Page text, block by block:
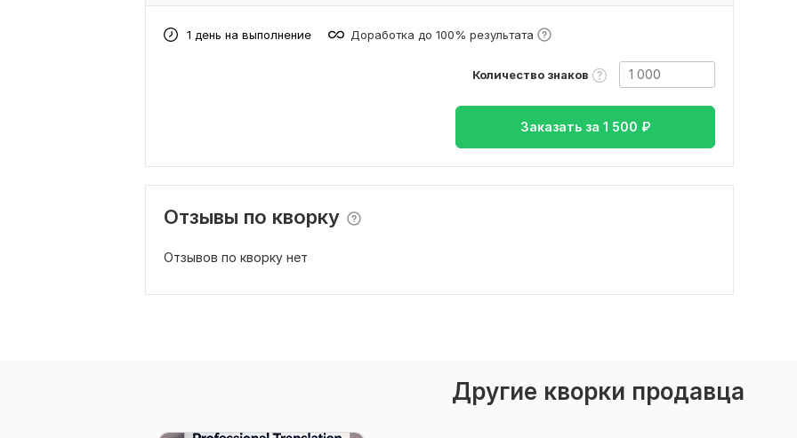
1 день на выполнение Доработка до 100% результата
Количество знаков
Заказать за 1 500 ₽
Отзывы по кворку
Отзывов по кворку нет
Другие кворки продавца